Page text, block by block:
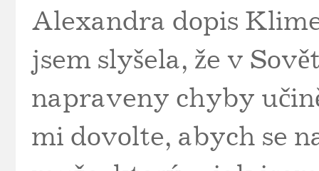
Alexandra dopis
jsem slyšela, že v
napraveny chyby
mi dovolte, abych se